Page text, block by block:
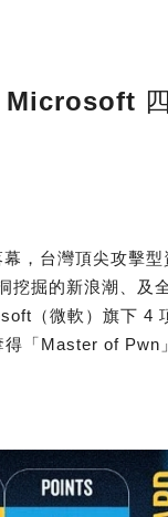
Microsoft 四
，台灣頂尖攻擊型
挖掘的新浪潮、及
（微軟）旗下 4
得「Master of Pwn